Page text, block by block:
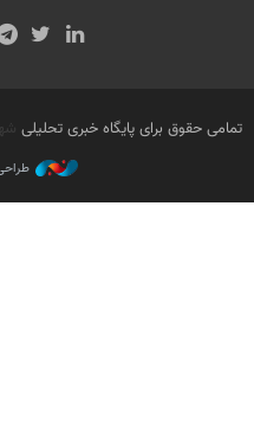
تمامی حقوق برای پایگاه خبری تحلیلی